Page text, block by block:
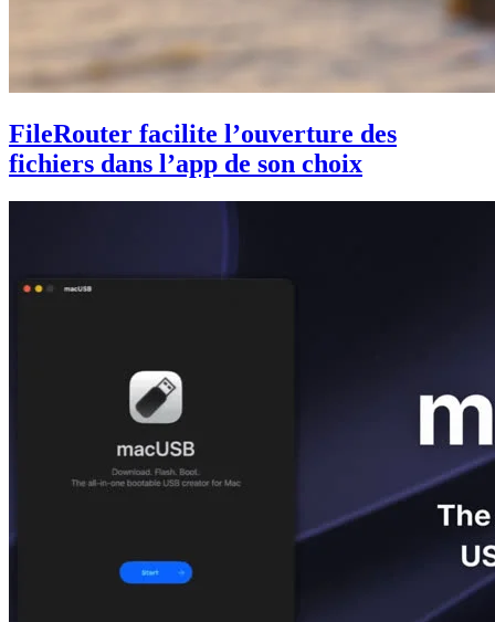
FileRouter facilite l’ouverture des
fichiers dans l’app de son choix